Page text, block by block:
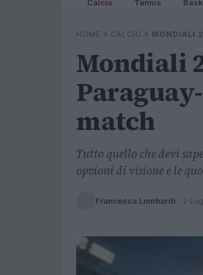
Calcio Tennis
HOME » CALCIO » MONDIALI
Mondiali
match
Tutto quello che devi
opzioni di visione e le
Francesca Lombardi · 2